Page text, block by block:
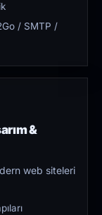
/ SMTP /
&
web siteleri